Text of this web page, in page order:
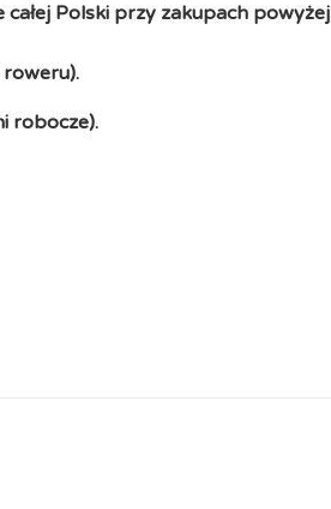
Polski przy zakupach powyżej
robocze).